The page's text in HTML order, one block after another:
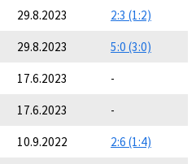
29.8.2023 2:3 (1:2)
29.8.2023 5:0 (3:0)
17.6.2023 -
17.6.2023 -
10.9.2022 2:6 (1:4)